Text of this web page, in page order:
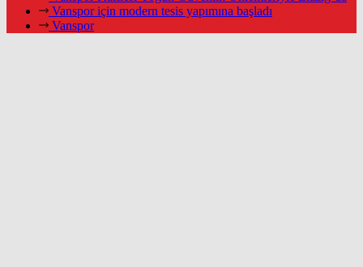
Vanspor için modern tesis yapımına başladı
Vanspor